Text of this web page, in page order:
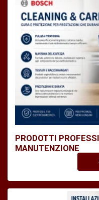
PRODOTTI
MANUTENZIONE